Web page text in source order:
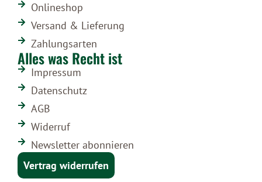
Onlineshop
Versand & Lieferung
Zahlungsarten
Alles was Recht ist
Impressum
Datenschutz
AGB
Widerruf
Newsletter abonnieren
Vertrag widerrufen